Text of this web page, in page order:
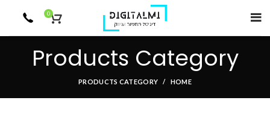
0
Products Category
HOME
PRODUCTS CATEGORY